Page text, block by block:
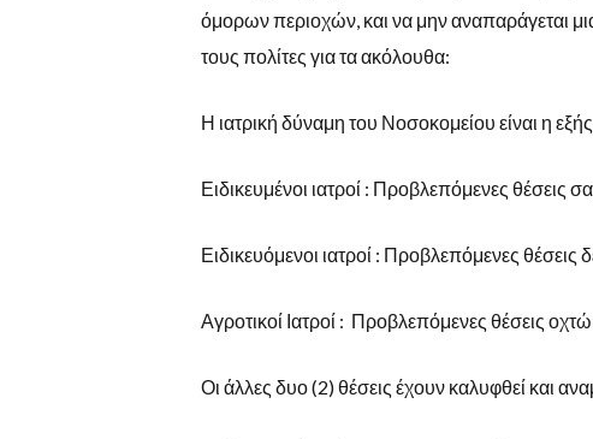
όμορων περιοχών, και να μην αναπαράγεται
τους πολίτες για τα ακόλουθα:
Η ιατρική δύναμη του Νοσοκομείου είναι η
Ειδικευμένοι ιατροί : Προβλεπόμενες θέσεις
Ειδικευόμενοι ιατροί : Προβλεπόμενες
Αγροτικοί Ιατροί : Προβλεπόμενες θέσεις οχτώ
Οι άλλες δυο (2) θέσεις έχουν καλυφθεί και